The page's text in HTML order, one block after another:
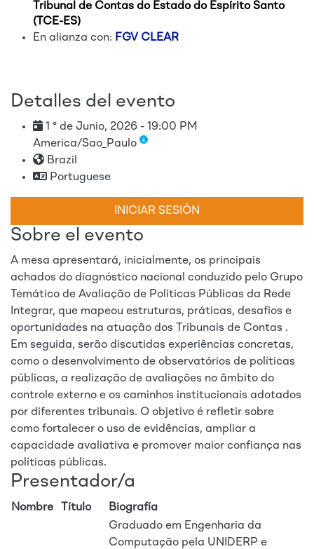
Tribunal de Contas do Estado do Espírito Santo
(TCE-ES)
En alianza con: FGV CLEAR
Sobre el evento
A mesa apresentará, inicialmente, os principais
achados do diagnóstico nacional conduzido pelo Grupo
Temático de Avaliação de Políticas Públicas da Rede
Integrar, que mapeou estruturas, práticas, desafios e
oportunidades na atuação dos Tribunais de Contas .
Em seguida, serão discutidas experiências concretas,
como o desenvolvimento de observatórios de políticas
públicas, a realização de avaliações no âmbito do
controle externo e os caminhos institucionais adotados
por diferentes tribunais. O objetivo é refletir sobre
como fortalecer o uso de evidências, ampliar a
capacidade avaliativa e promover maior confiança nas
políticas públicas.
Presentador/a
Nombre Título Biografía
Graduado em Engenharia da
Computação pela UNIDERP e
Detalles del evento
1 ° de Junio, 2026 - 19:00 PM
America/Sao_Paulo
Brazil
Portuguese
INICIAR SESIÓN